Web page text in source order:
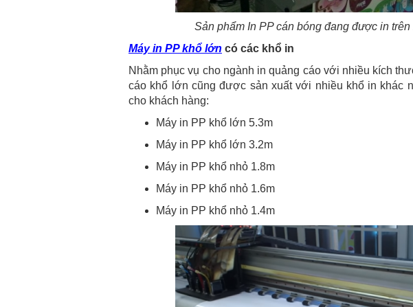
Sản phẩm In PP cán bóng đang được in
Máy in PP khổ lớn có các khổ in
Nhằm phục vụ cho ngành in quảng cáo với nhiều kích
cáo khổ lớn cũng được sản xuất với nhiều khổ in khác
cho khách hàng:
Máy in PP khổ lớn 5.3m
Máy in PP khổ lớn 3.2m
Máy in PP khổ nhỏ 1.8m
Máy in PP khổ nhỏ 1.6m
Máy in PP khổ nhỏ 1.4m